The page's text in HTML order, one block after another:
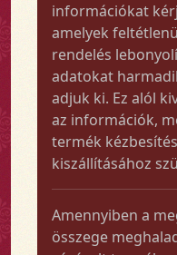
információkat
amelyek
rendelés
adatokat
adjuk ki. Ez alól
az információk,
termék
kiszállításához
Amennyiben a
összege